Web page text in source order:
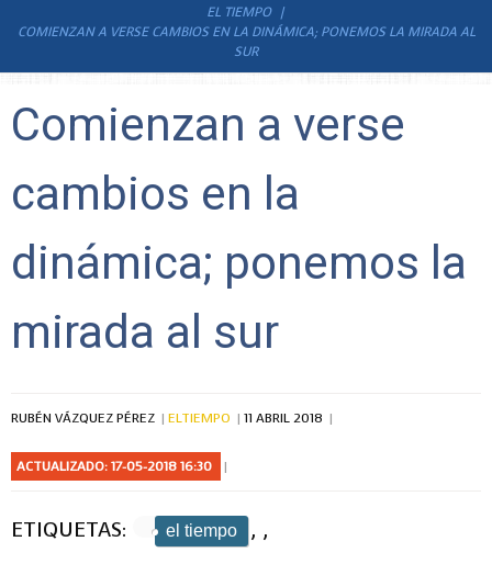
EL TIEMPO
COMIENZAN A VERSE CAMBIOS EN LA DINÁMICA; PONEMOS LA MIRADA AL
SUR
Comienzan a verse
cambios en la
dinámica; ponemos la
mirada al sur
RUBÉN VÁZQUEZ PÉREZ ELTIEMPO 11 ABRIL 2018
ACTUALIZADO: 17-05-2018 16:30
ETIQUETAS: el tiempo , ,